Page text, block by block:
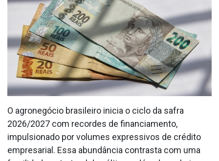
O agronegócio brasileiro inicia o ciclo da safra
2026/2027 com recordes de financiamento,
impulsionado por volumes expressivos de crédito
empresarial. Essa abundância contrasta com uma